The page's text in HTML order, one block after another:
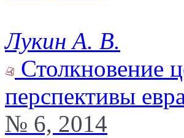
Лукин А. В.
Столкновение
перспективы
№ 6, 2014